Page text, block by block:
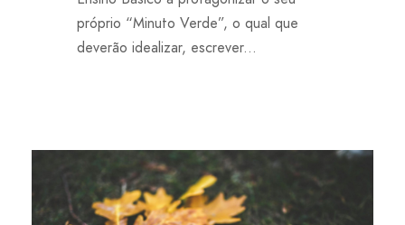
próprio “Minuto Verde”, o qual que
deverão idealizar, escrever...